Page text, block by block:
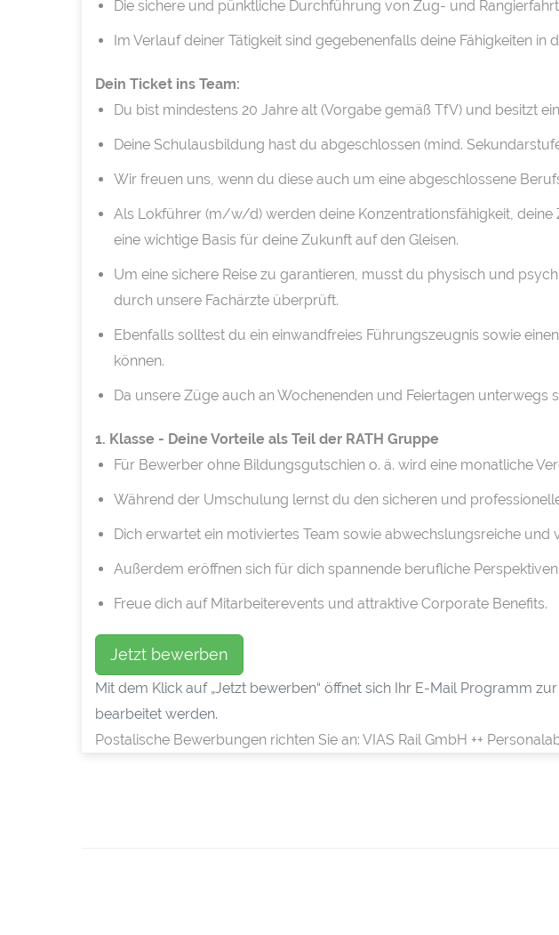
Die sichere und pünktliche Durchführung von Zug- und
Im Verlauf deiner Tätigkeit sind gegebenenfalls deine Fähigkeiten
Dein Ticket ins Team:
Du bist mindestens 20 Jahre alt (Vorgabe gemäß TfV) und besitzt
Deine Schulausbildung hast du abgeschlossen (mind.
Wir freuen uns, wenn du diese auch um eine abgeschlossene
Als Lokführer (m/w/d) werden deine Konzentrationsfähigkeit,
eine wichtige Basis für deine Zukunft auf den Gleisen.
Um eine sichere Reise zu garantieren, musst du physisch und
durch unsere Fachärzte überprüft.
Ebenfalls solltest du ein einwandfreies Führungszeugnis sowie
können.
Da unsere Züge auch an Wochenenden und Feiertagen
1. Klasse - Deine Vorteile als Teil der RATH Gruppe
Für Bewerber ohne Bildungsgutschien o. ä. wird eine monatliche
Während der Umschulung lernst du den sicheren und
Dich erwartet ein motiviertes Team sowie abwechslungsreiche
Außerdem eröffnen sich für dich spannende berufliche
Freue dich auf Mitarbeiterevents und attraktive Corporate Benefits.
Jetzt bewerben
Mit dem Klick auf „Jetzt bewerben“ öffnet sich Ihr E-Mail Programm
bearbeitet werden.
Postalische Bewerbungen richten Sie an: VIAS Rail GmbH ++